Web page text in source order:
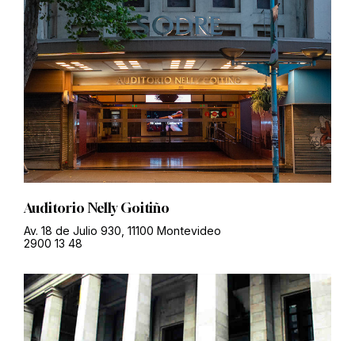
Auditorio Nelly Goitiño
Av. 18 de Julio 930, 11100 Montevideo
2900 13 48